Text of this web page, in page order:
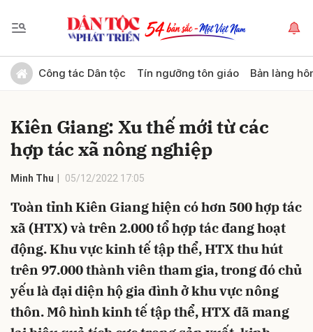
Công tác Dân tộc Tín ngưỡng tôn giáo Bản làng
Kiên Giang: Xu thế mới từ các
hợp tác xã nông nghiệp
Minh Thu 05/12/2022 17:05
Toàn tỉnh Kiên Giang hiện có hơn 500 hợp tác
xã (HTX) và trên 2.000 tổ hợp tác đang hoạt
động. Khu vực kinh tế tập thể, HTX thu hút
trên 97.000 thành viên tham gia, trong đó chủ
yếu là đại diện hộ gia đình ở khu vực nông
thôn. Mô hình kinh tế tập thể, HTX đã mang
Gửi bình luận
Hủy Gửi